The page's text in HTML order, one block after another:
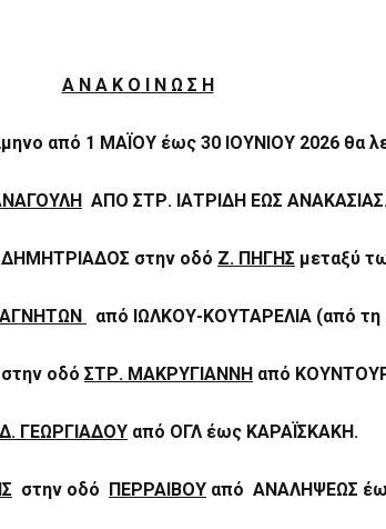
Α Ν Α Κ Ο Ι Ν Ω Σ Η
από 1 ΜΑΪΟΥ έως 30 ΙΟΥΝΙΟΥ 2026 θα
ΑΠΟ ΣΤΡ. ΙΑΤΡΙΔΗ ΕΩΣ
ΔΗΜΗΤΡΙΑΔΟΣ στην οδό Ζ. ΠΗΓΗΣ μεταξύ
από ΙΩΛΚΟΥ-ΚΟΥΤΑΡΕΛΙΑ (από
στην οδό ΣΤΡ. ΜΑΚΡΥΓΙΑΝΝΗ από
Δ. ΓΕΩΡΓΙΑΔΟΥ από ΟΓΛ έως ΚΑΡΑΪΣΚΑΚΗ.
στην οδό ΠΕΡΡΑΙΒΟΥ από ΑΝΑΛΗΨΕΩΣ